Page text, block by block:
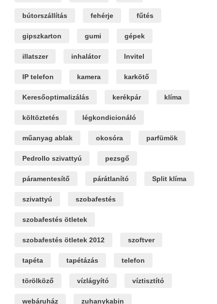
bútorszállítás fehérje fűtés
gipszkarton gumi gépek
illatszer inhalátor Invitel
IP telefon kamera karkötő
Keresőoptimalizálás kerékpár klíma
költöztetés légkondicionáló
műanyag ablak okosóra parfümök
Pedrollo szivattyú pezsgő
páramentesítő párátlanító Split klíma
szivattyú szobafestés
szobafestés ötletek
szobafestés ötletek 2012 szoftver
tapéta tapétázás telefon
törölköző vízlágyító víztisztító
webáruház zuhanykabin